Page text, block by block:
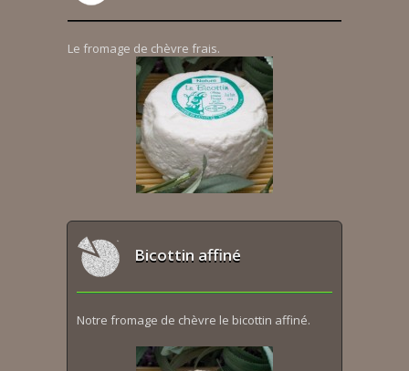
Le fromage de chèvre frais.
Bicottin affiné
Notre fromage de chèvre le bicottin affiné.